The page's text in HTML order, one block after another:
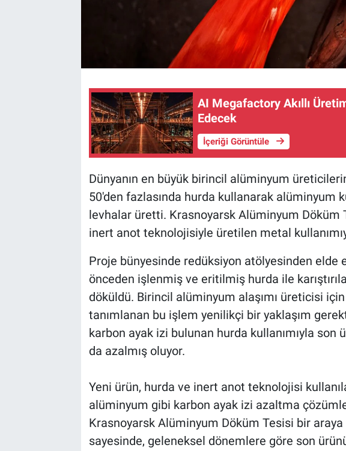
AI Megafactory Akıllı
Edecek
İçeriği Görüntüle
Dünyanın en büyük birincil alüminyum
50'den fazlasında hurda kullanarak alüminyum
levhalar üretti. Krasnoyarsk Alüminyum Döküm
inert anot teknolojisiyle üretilen metal
Proje bünyesinde redüksiyon atölyesinden elde
önceden işlenmiş ve eritilmiş hurda ile
döküldü. Birincil alüminyum alaşımı üreticisi
tanımlanan bu işlem yenilikçi bir yaklaşım
karbon ayak izi bulunan hurda kullanımıyla son
da azalmış oluyor.
Yeni ürün, hurda ve inert anot teknolojisi
alüminyum gibi karbon ayak izi azaltma
Krasnoyarsk Alüminyum Döküm Tesisi bir
sayesinde, geleneksel dönemlere göre son